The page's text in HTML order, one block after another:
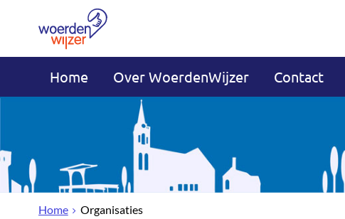
Home Over WoerdenWijzer Contact
Home Organisaties